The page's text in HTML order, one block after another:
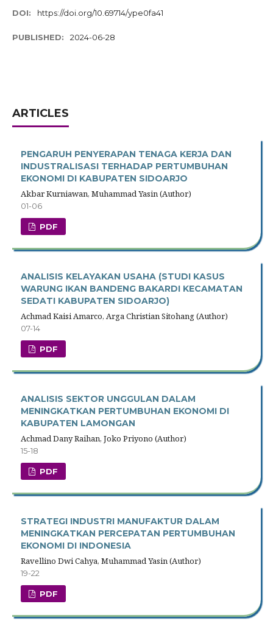
DOI: https://doi.org/10.69714/ype0fa41
PUBLISHED: 2024-06-28
ARTICLES
PENGARUH PENYERAPAN TENAGA KERJA DAN
INDUSTRALISASI TERHADAP PERTUMBUHAN
EKONOMI DI KABUPATEN SIDOARJO
Akbar Kurniawan, Muhammad Yasin (Author)
01-06
PDF
ANALISIS KELAYAKAN USAHA (STUDI KASUS
WARUNG IKAN BANDENG BAKARDI KECAMATAN
SEDATI KABUPATEN SIDOARJO)
Achmad Kaisi Amarco, Arga Christian Sitohang (Author)
07-14
PDF
ANALISIS SEKTOR UNGGULAN DALAM
MENINGKATKAN PERTUMBUHAN EKONOMI DI
KABUPATEN LAMONGAN
Achmad Dany Raihan, Joko Priyono (Author)
15-18
PDF
STRATEGI INDUSTRI MANUFAKTUR DALAM
MENINGKATKAN PERCEPATAN PERTUMBUHAN
EKONOMI DI INDONESIA
Ravellino Dwi Cahya, Muhammad Yasin (Author)
19-22
PDF